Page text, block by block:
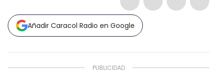
Añadir Caracol Radio en Google